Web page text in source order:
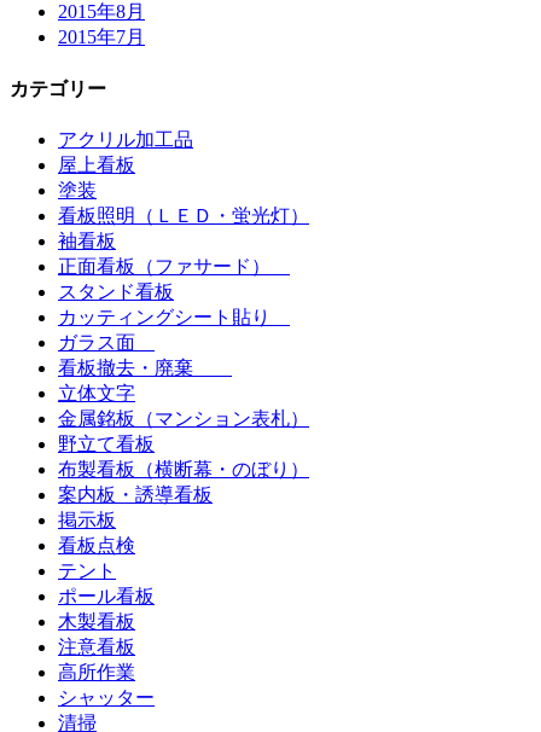
2015年8月
2015年7月
カテゴリー
アクリル加工品
屋上看板
塗装
看板照明（ＬＥＤ・蛍光灯）
袖看板
正面看板（ファサード）
スタンド看板
カッティングシート貼り
ガラス面
看板撤去・廃棄
立体文字
金属銘板（マンション表札）
野立て看板
布製看板（横断幕・のぼり）
案内板・誘導看板
掲示板
看板点検
テント
ポール看板
木製看板
注意看板
高所作業
シャッター
清掃